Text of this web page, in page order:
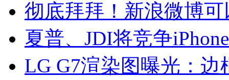
彻底拜拜！新浪微博
夏普、JDI将竞争
LG G7渲染图曝光：